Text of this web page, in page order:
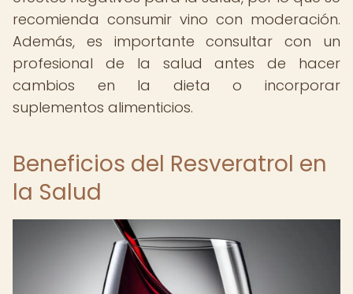
recomienda consumir vino con moderación.
Además, es importante consultar con un
profesional de la salud antes de hacer
cambios en la dieta o incorporar
suplementos alimenticios.
Beneficios del Resveratrol en
la Salud